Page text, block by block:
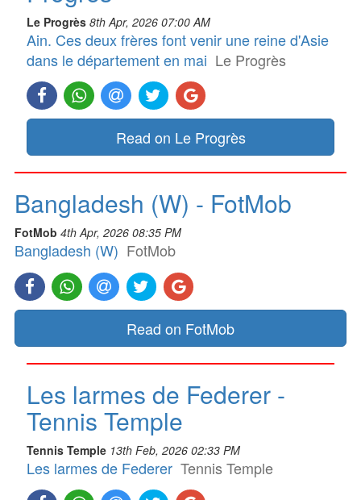
Le Progrès 8th Apr, 2026 07:00 AM
Ain. Ces deux frères font venir une reine d'Asie
dans le département en mai Le Progrès
Read on Le Progrès
Bangladesh (W) - FotMob
FotMob 4th Apr, 2026 08:35 PM
Bangladesh (W) FotMob
Read on FotMob
Les larmes de Federer -
Tennis Temple
Tennis Temple 13th Feb, 2026 02:33 PM
Les larmes de Federer Tennis Temple